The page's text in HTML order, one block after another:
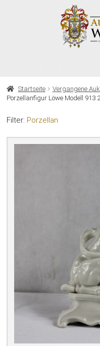
HOME
Startseite Vergangene
Porzellanfigur Löwe Modell 913
Filter: Porzellan